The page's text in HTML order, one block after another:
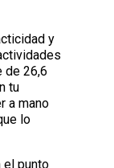
y
de 26,6
tu
a mano
lo
el punto